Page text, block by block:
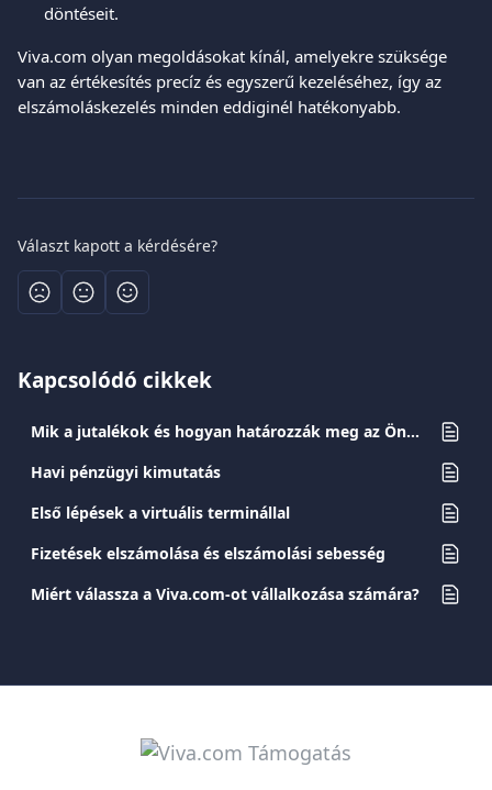
döntéseit.
Viva.com olyan megoldásokat kínál, amelyekre szüksége
van az értékesítés precíz és egyszerű kezeléséhez, így az
elszámoláskezelés minden eddiginél hatékonyabb.
Választ kapott a kérdésére?
Kapcsolódó cikkek
Mik a jutalékok és hogyan határozzák meg az Önnek felszámított díjakat?
Havi pénzügyi kimutatás
Első lépések a virtuális terminállal
Fizetések elszámolása és elszámolási sebesség
Miért válassza a Viva.com-ot vállalkozása számára?